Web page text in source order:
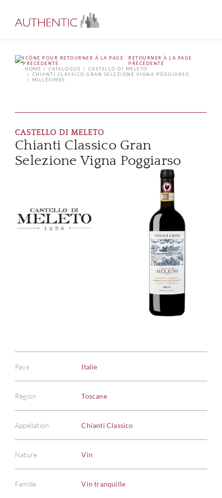
RETOURNER À LA PAGE
PRÉCÉDENTE
HOME
CATALOGUE
CASTELLO DI MELETO
CHIANTI CLASSICO GRAN SELEZIONE VIGNA POGGIARSO
MILLÉSIMES
CASTELLO DI MELETO
Chianti Classico Gran
Selezione Vigna Poggiarso
Pays Italie
Région Toscane
Appellation Chianti Classico
Nature Vin
Famille Vin tranquille